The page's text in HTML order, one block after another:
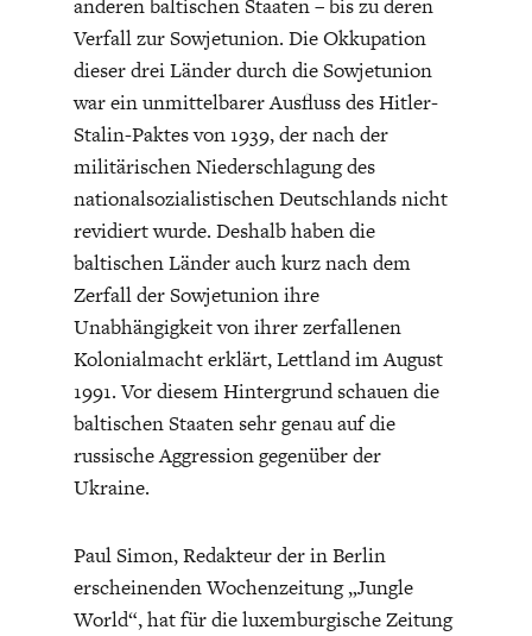
STATUS QUO DER
DEUTSCHEN VWL
DIE POSITIONEN DER
WIRTSCHAFTSWEISEN
OUTPUT GAP
UNGLEICHHEIT
anderen baltischen Staaten – bis zu deren
Verfall zur Sowjetunion. Die Okkupation
dieser drei Länder durch die Sowjetunion
war ein unmittelbarer Ausfluss des Hitler-
Stalin-Paktes von 1939, der nach der
militärischen Niederschlagung des
nationalsozialistischen Deutschlands nicht
revidiert wurde. Deshalb haben die
baltischen Länder auch kurz nach dem
Zerfall der Sowjetunion ihre
Unabhängigkeit von ihrer zerfallenen
Kolonialmacht erklärt, Lettland im August
1991. Vor diesem Hintergrund schauen die
baltischen Staaten sehr genau auf die
russische Aggression gegenüber der
Ukraine.
Paul Simon, Redakteur der in Berlin
erscheinenden Wochenzeitung „Jungle
World“, hat für die luxemburgische Zeitung